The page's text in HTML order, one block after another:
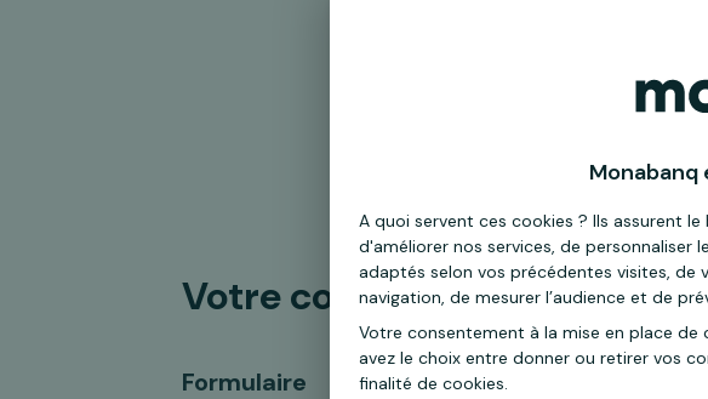
Votre compte Rentabilis
Formulaire
A quoi servent ces cookies ? Ils assurent
d'améliorer nos services, de
adaptés selon vos précédentes visites, de
navigation, de mesurer l’audience et de
Votre consentement à la mise en place
avez le choix entre donner ou retirer vos
finalité de cookies.